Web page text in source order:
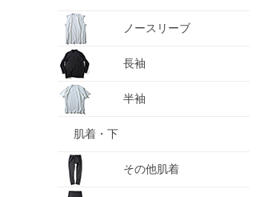
ノースリーブ
長袖
半袖
肌着・下
その他肌着